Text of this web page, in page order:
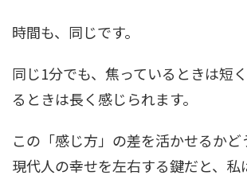
時間も、同じです。
同じ1分でも、焦っているときは短
るときは長く感じられます。
この「感じ方」の差を活かせるかど
現代人の幸せを左右する鍵だと、私